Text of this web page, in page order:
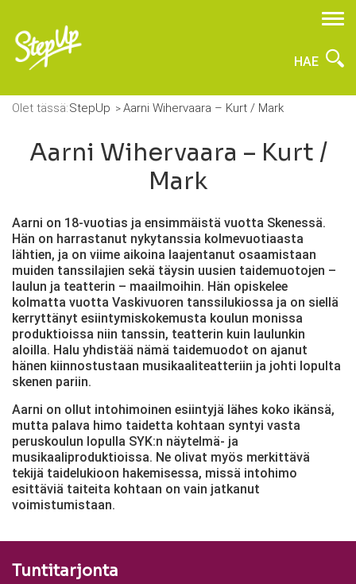
HAE
Olet tässä:StepUp Aarni Wihervaara – Kurt / Mark
Aarni Wihervaara – Kurt /
Mark
Aarni on 18-vuotias ja ensimmäistä vuotta Skenessä.
Hän on harrastanut nykytanssia kolmevuotiaasta
lähtien, ja on viime aikoina laajentanut osaamistaan
muiden tanssilajien sekä täysin uusien taidemuotojen –
laulun ja teatterin – maailmoihin. Hän opiskelee
kolmatta vuotta Vaskivuoren tanssilukiossa ja on siellä
kerryttänyt esiintymiskokemusta koulun monissa
produktioissa niin tanssin, teatterin kuin laulunkin
aloilla. Halu yhdistää nämä taidemuodot on ajanut
hänen kiinnostustaan musikaaliteatteriin ja johti lopulta
skenen pariin.
Aarni on ollut intohimoinen esiintyjä lähes koko ikänsä,
mutta palava himo taidetta kohtaan syntyi vasta
peruskoulun lopulla SYK:n näytelmä- ja
musikaaliproduktioissa. Ne olivat myös merkittävä
tekijä taidelukioon hakemisessa, missä intohimo
esittäviä taiteita kohtaan on vain jatkanut
voimistumistaan.
Tuntitarjonta